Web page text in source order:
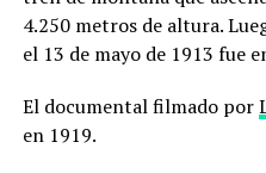
4.250 metros de altura.
el 13 de mayo de 1913 fue
El documental filmado por
en 1919.